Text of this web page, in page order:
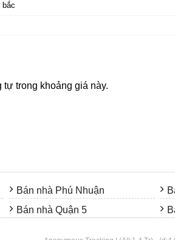
bắc
trong khoảng giá này.
Bán nhà Phú Nhuận
Bán nhà Quận 5